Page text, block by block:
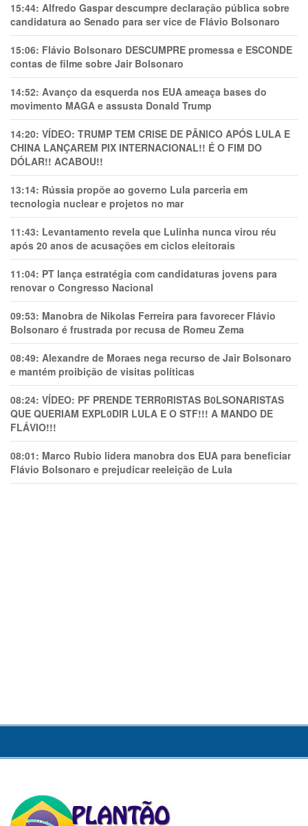
15:44: Alfredo Gaspar descumpre declaração pública sobre
candidatura ao Senado para ser vice de Flávio Bolsonaro
15:06: Flávio Bolsonaro DESCUMPRE promessa e ESCONDE
contas de filme sobre Jair Bolsonaro
14:52: Avanço da esquerda nos EUA ameaça bases do
movimento MAGA e assusta Donald Trump
14:20: VÍDEO: TRUMP TEM CRlSE DE PÂNlCO APÓS LULA E
CHINA LANÇAREM PIX INTERNACIONAL!! É O FIM DO
DÓLAR!! ACABOU!!
13:14: Rússia propõe ao governo Lula parceria em
tecnologia nuclear e projetos no mar
11:43: Levantamento revela que Lulinha nunca virou réu
após 20 anos de acusações em ciclos eleitorais
11:04: PT lança estratégia com candidaturas jovens para
renovar o Congresso Nacional
09:53: Manobra de Nikolas Ferreira para favorecer Flávio
Bolsonaro é frustrada por recusa de Romeu Zema
08:49: Alexandre de Moraes nega recurso de Jair Bolsonaro
e mantém proibição de visitas políticas
08:24: VÍDEO: PF PRENDE TERR0RlSTAS B0LSONARlSTAS
QUE QUERIAM EXPL0DlR LULA E O STF!!! A MANDO DE
FLÁVIO!!!
08:01: Marco Rubio lidera manobra dos EUA para beneficiar
Flávio Bolsonaro e prejudicar reeleição de Lula